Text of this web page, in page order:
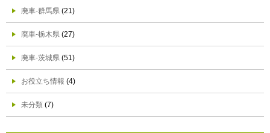
廃車-群馬県 (21)
廃車-栃木県 (27)
廃車-茨城県 (51)
お役立ち情報 (4)
未分類 (7)